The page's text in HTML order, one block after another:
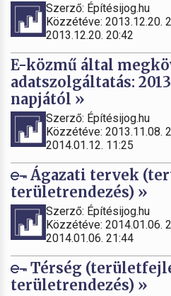
Szerző: Építésijog.hu
Közzétéve: 2013.12.20.
2013.12.20. 20:42
E-közmű által
adatszolgáltatás:
napjától »
Szerző: Építésijog.hu
Közzétéve: 2013.11.08.
2014.01.12. 11:25
Ágazati tervek
területrendezés) »
Szerző: Építésijog.hu
Közzétéve: 2014.01.06.
2014.01.06. 21:44
Térség
területrendezés) »